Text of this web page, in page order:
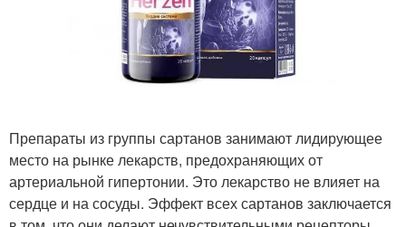
Препараты из группы сартанов занимают лидирующее
место на рынке лекарств, предохраняющих от
артериальной гипертонии. Это лекарство не влияет на
сердце и на сосуды. Эффект всех сартанов заключается